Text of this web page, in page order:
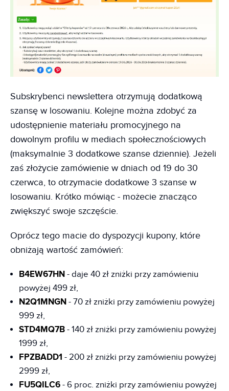
Subskrybenci newslettera otrzymują dodatkową
szansę w losowaniu. Kolejne można zdobyć za
udostępnienie materiału promocyjnego na
dowolnym profilu w mediach społecznościowych
(maksymalnie 3 dodatkowe szanse dziennie). Jeżeli
zaś złożycie zamówienie w dniach od 19 do 30
czerwca, to otrzymacie dodatkowe 3 szanse w
losowaniu. Krótko mówiąc - możecie znacząco
zwiększyć swoje szczęście.
Oprócz tego macie do dyspozycji kupony, które
obniżają wartość zamówień:
B4EW67HN - daje 40 zł zniżki przy zamówieniu
powyżej 499 zł,
N2Q1MNGN - 70 zł zniżki przy zamówieniu powyżej
999 zł,
STD4MQ7B - 140 zł zniżki przy zamówieniu powyżej
1999 zł,
FPZBADD1 - 200 zł zniżki przy zamówieniu powyżej
2999 zł,
FU5QILC6 - 6 proc. zniżki przy zamówieniu powyżej